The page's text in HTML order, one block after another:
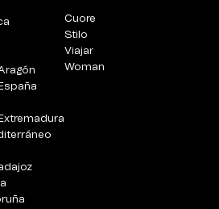
Cuore
Stilo
Viajar
Woman